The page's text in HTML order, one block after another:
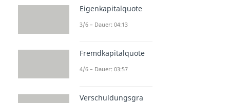
Eigenkapitalquote
3/6 – Dauer: 04:13
Fremdkapitalquote
4/6 – Dauer: 03:57
Verschuldungsgra